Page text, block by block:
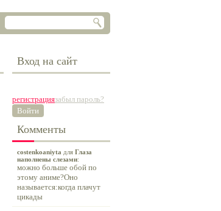
Вход на сайт
регистрациязабыл пароль?
Войти
Комменты
costenkoaniyta для Глаза
наполнены слезами:
можно больше обой по
этому аниме?Оно
называется:когда плачут
цикады